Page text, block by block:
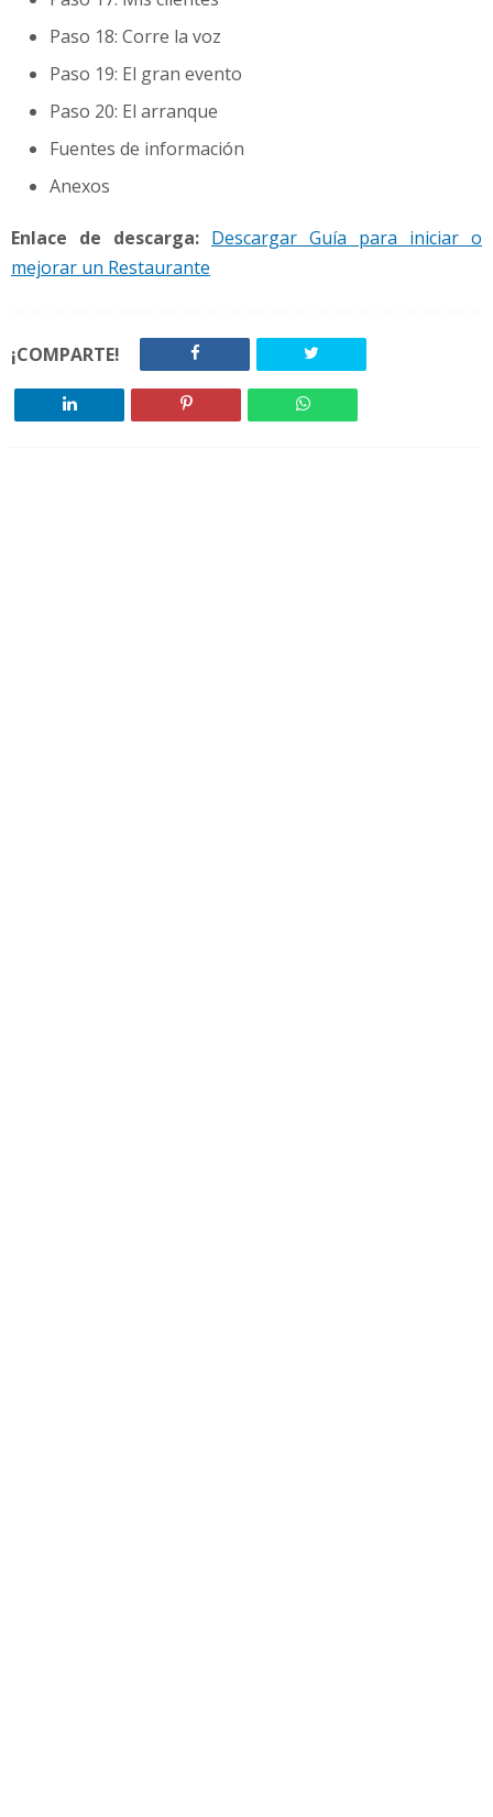
Paso 18: Corre la voz
Paso 19: El gran evento
Paso 20: El arranque
Fuentes de información
Anexos
Enlace de descarga: Descargar Guía para iniciar o
mejorar un Restaurante
¡COMPARTE!